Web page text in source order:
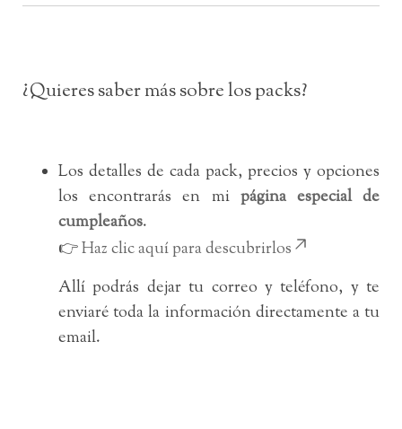
¿Quieres saber más sobre los packs?
Los detalles de cada pack, precios y opciones
los encontrarás en mi página especial de
cumpleaños.
👉Haz clic aquí para descubrirlos
Allí podrás dejar tu correo y teléfono, y te
enviaré toda la información directamente a tu
email.